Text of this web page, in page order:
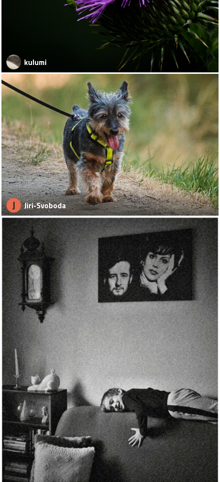
kulumi
J Jiri-Svoboda